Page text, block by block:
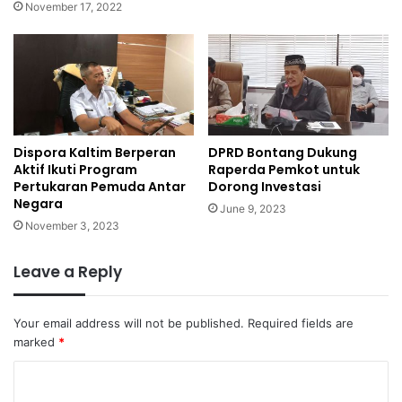
November 17, 2022
Dispora Kaltim Berperan
Aktif Ikuti Program
Pertukaran Pemuda Antar
Negara
November 3, 2023
DPRD Bontang Dukung
Raperda Pemkot untuk
Dorong Investasi
June 9, 2023
Leave a Reply
Your email address will not be published. Required fields are
marked *